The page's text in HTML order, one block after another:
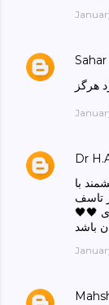
Sahar
Dr
با
تاسف
🖤🖤 انگیزه.خدایش رحمت کند وبهشت جایگاه ابدی
باشد